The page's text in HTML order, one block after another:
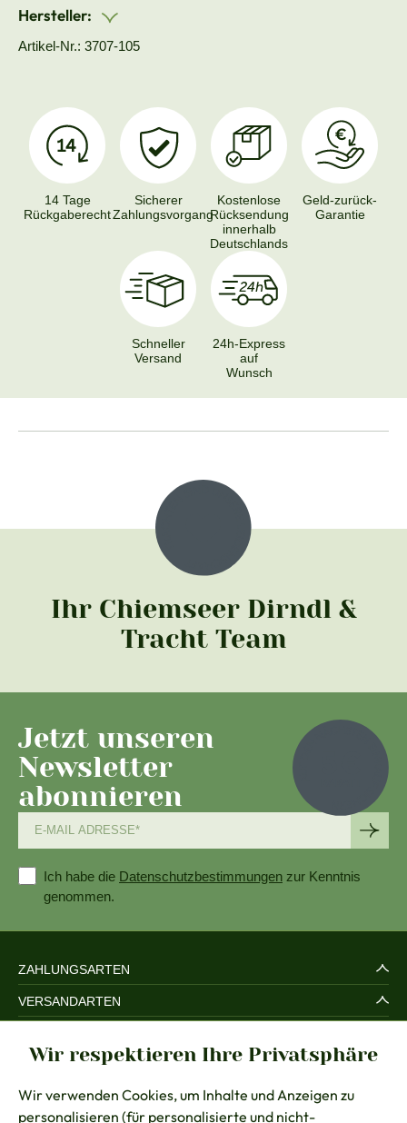
Hersteller:
Artikel-Nr.: 3707-105
14 Tage
Rückgaberecht
Sicherer
Zahlungsvorgang
Kostenlose
Rücksendung
innerhalb
Deutschlands
Geld-zurück-
Garantie
Schneller
Versand
24h-Express
auf
Wunsch
Ihr Chiemseer Dirndl &
Tracht Team
Jetzt unseren
Newsletter
abonnieren
Ich habe die Datenschutzbestimmungen zur Kenntnis
genommen.
ZAHLUNGSARTEN
VERSANDARTEN
RECHTLICHES
BERATUNG
Wir respektieren Ihre Privatsphäre
Wir verwenden Cookies, um Inhalte und Anzeigen zu
personalisieren (für personalisierte und nicht-